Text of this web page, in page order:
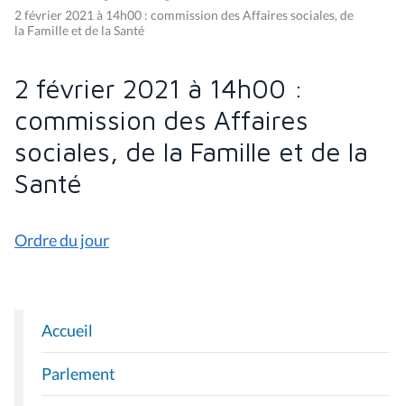
2 février 2021 à 14h00 : commission des Affaires sociales, de
la Famille et de la Santé
2 février 2021 à 14h00 :
commission des Affaires
sociales, de la Famille et de la
Santé
Ordre du jour
N
A
V
Accueil
Parlement